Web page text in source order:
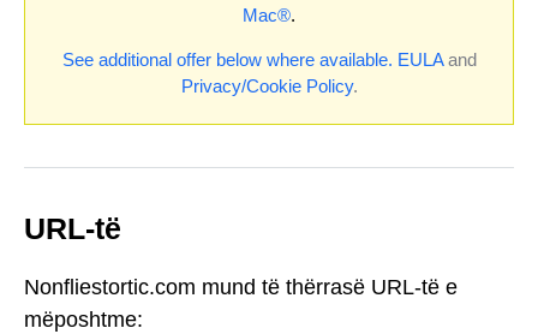
Mac®.
See additional offer below where available. EULAand
Privacy/Cookie Policy.
URL-të
Nonfliestortic.com mund të thërrasë URL-të e
mëposhtme: